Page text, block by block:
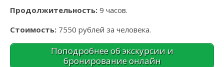
Продолжительность: 9 часов.
Стоимость: 7550 рублей за человека.
Поподробнее об экскурсии и
бронирование онлайн